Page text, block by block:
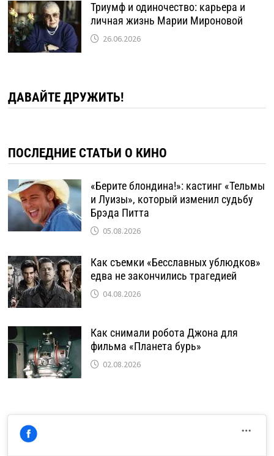
Триумф и одиночество: карьера и
личная жизнь Марии Мироновой
26.06.2026
ДАВАЙТЕ ДРУЖИТЬ!
ПОСЛЕДНИЕ СТАТЬИ О КИНО
«Берите блондина!»: кастинг «Тельмы
и Луизы», который изменил судьбу
Брэда Питта
05.08.2026
Как съемки «Бесславных ублюдков»
едва не закончились трагедией
04.08.2026
Как снимали робота Джона для
фильма «Планета бурь»
02.08.2026